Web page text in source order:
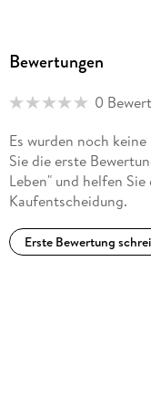
Bewertungen
0
Es wurden noch
Sie die erste
Leben" und helfen
Kaufentscheidung.
Erste Bewertung